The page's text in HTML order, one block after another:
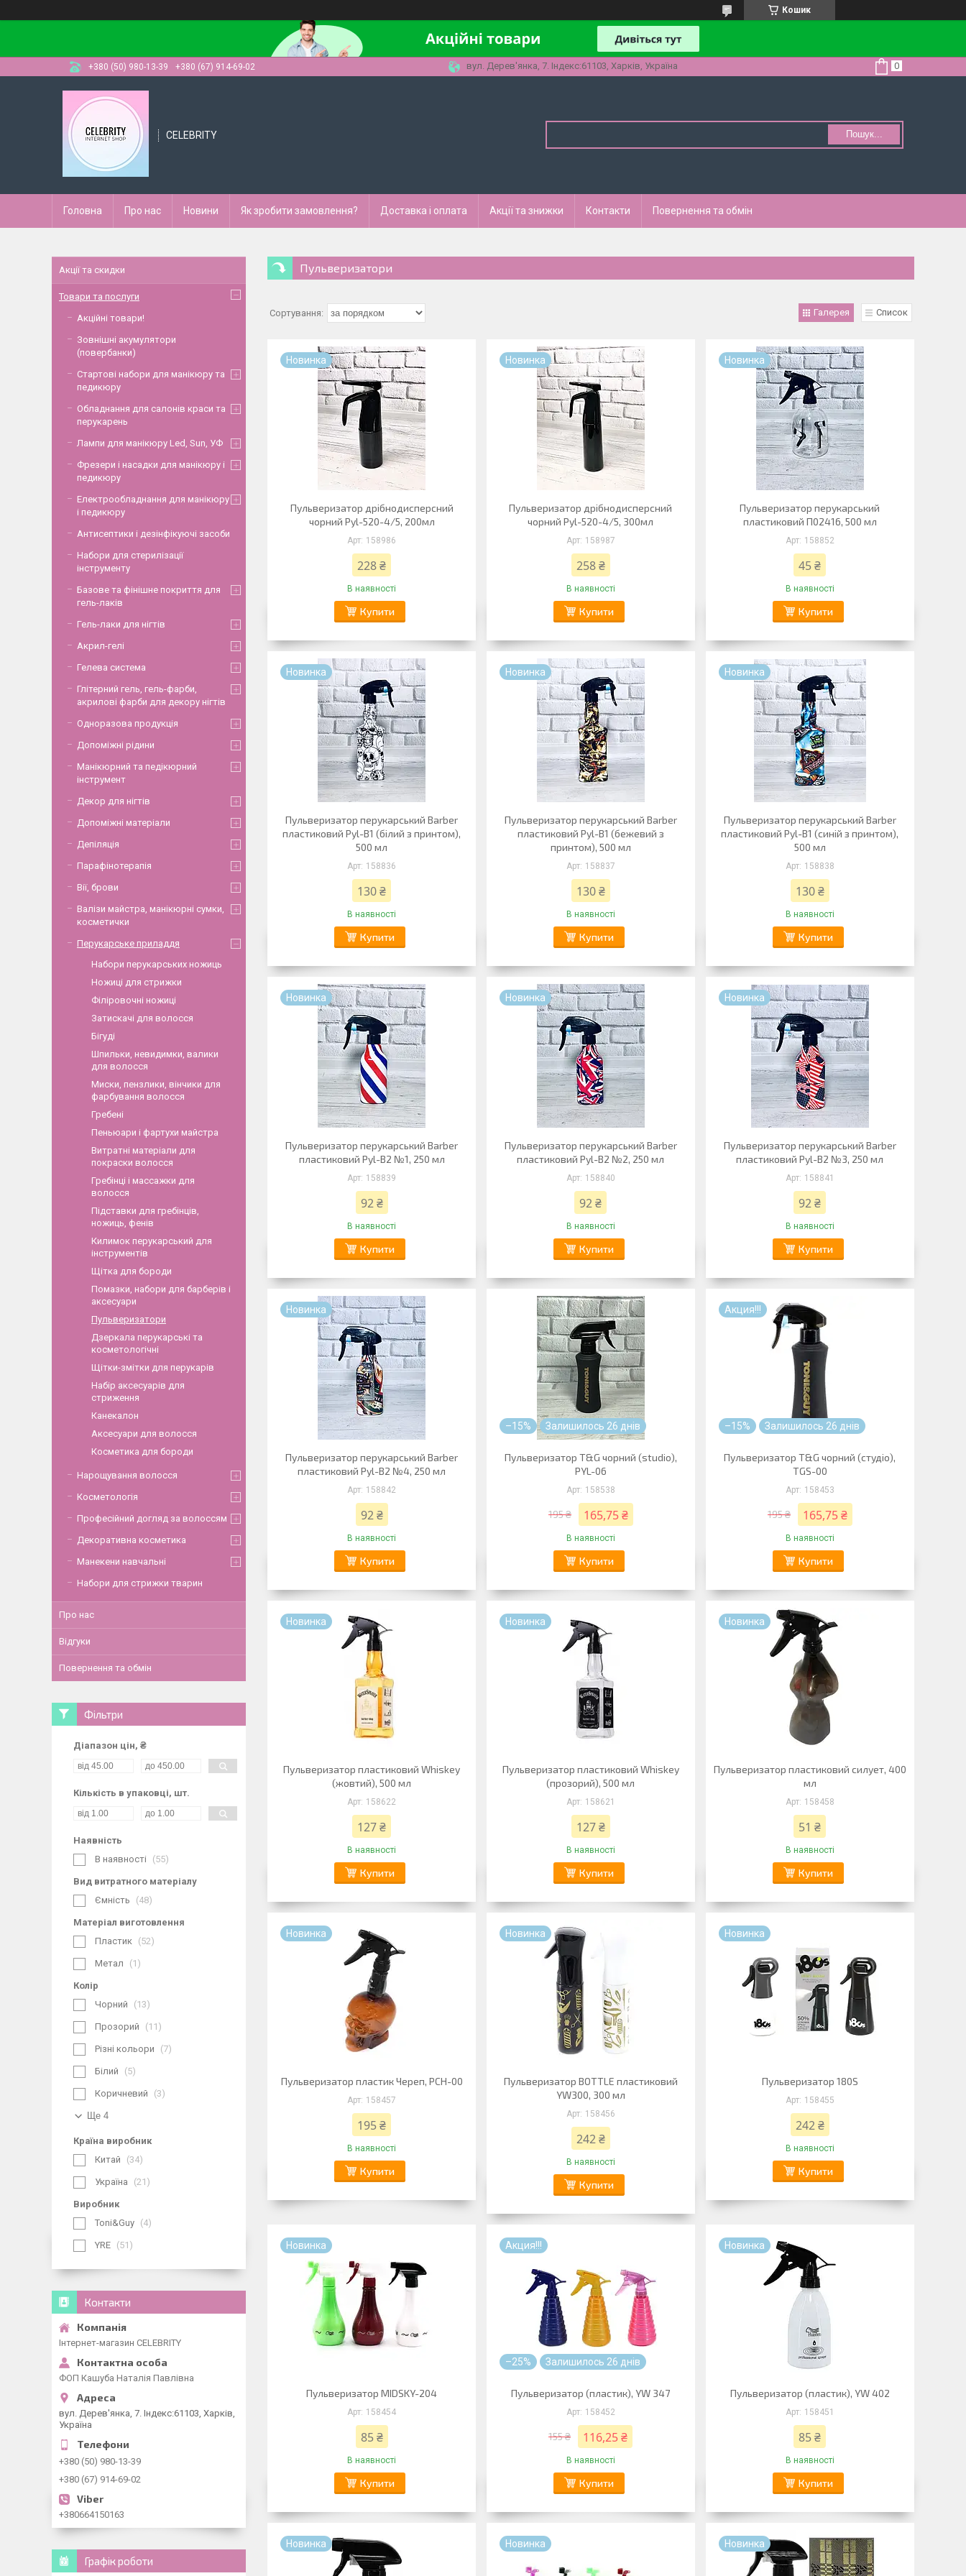
Кошик
+380 (50) 980-13-39 +380 (67) 914-69-02 вул. Дерев'янка, 7. Індекс:61103, Харків, Україна
CELEBRITY Пошук...
Головна Про нас Новини Як зробити замовлення? Доставка і оплата Акції та знижки Контакти Повернення та обмін
Пульверизатори
Галерея Список
Новинка
Пульверизатор дрібнодисперсний
чорний Pyl-520-4/5, 200мл
158986
228 ₴
В наявності
Купити
Новинка
Пульверизатор дрібнодисперсний
чорний Pyl-520-4/5, 300мл
158987
258 ₴
В наявності
Купити
Новинка
Пульверизатор перукарський
пластиковий П02416, 500 мл
158852
45 ₴
В наявності
Купити
Новинка
Пульверизатор перукарський Barber
пластиковий Pyl-B1 (білий з принтом),
500 мл
158836
130 ₴
В наявності
Купити
Новинка
Пульверизатор перукарський Barber
пластиковий Pyl-B1 (бежевий з
принтом), 500 мл
158837
130 ₴
В наявності
Купити
Новинка
Пульверизатор перукарський Barber
пластиковий Pyl-B1 (синій з принтом),
500 мл
158838
130 ₴
В наявності
Купити
Новинка
Пульверизатор перукарський Barber
пластиковий Pyl-B2 №1, 250 мл
158839
92 ₴
В наявності
Купити
Новинка
Пульверизатор перукарський Barber
пластиковий Pyl-B2 №2, 250 мл
158840
92 ₴
В наявності
Купити
Новинка
Пульверизатор перукарський Barber
пластиковий Pyl-B2 №3, 250 мл
158841
92 ₴
В наявності
Купити
Новинка
Пульверизатор перукарський Barber
пластиковий Pyl-B2 №4, 250 мл
158842
92 ₴
В наявності
Купити
–15% Залишилось 26 днів
Пульверизатор T&G чорний (studio),
PYL-06
158538
195 ₴ 165,75 ₴
В наявності
Купити
Акция!!!
–15% Залишилось 26 днів
Пульверизатор T&G чорний (студіо),
TGS-00
158453
195 ₴ 165,75 ₴
В наявності
Купити
Новинка
Пульверизатор пластиковий Whiskey
(жовтий), 500 мл
158622
127 ₴
В наявності
Купити
Новинка
Пульверизатор пластиковий Whiskey
(прозорий), 500 мл
158621
127 ₴
В наявності
Купити
Новинка
Пульверизатор пластиковий силует, 400
мл
158458
51 ₴
В наявності
Купити
Новинка
Пульверизатор пластик Череп, PCH-00
158457
195 ₴
В наявності
Купити
Новинка
Пульверизатор BOTTLE пластиковий
YW300, 300 мл
158456
242 ₴
В наявності
Купити
Новинка
Пульверизатор 180S
158455
242 ₴
В наявності
Купити
Новинка
Пульверизатор MIDSKY-204
158454
85 ₴
В наявності
Купити
Акция!!!
–25% Залишилось 26 днів
Пульверизатор (пластик), YW 347
158452
155 ₴ 116,25 ₴
В наявності
Купити
Новинка
Пульверизатор (пластик), YW 402
158451
85 ₴
В наявності
Купити
Новинка Новинка Новинка
Акції та скидки
Товари та послуги
Акційні товари!
Зовнішні акумулятори
(повербанки)
Стартові набори для манікюру та
педикюру
Обладнання для салонів краси та
перукарень
Лампи для манікюру Led, Sun, УФ
Фрезери і насадки для манікюру і
педикюру
Електрообладнання для манікюру
і педикюру
Антисептики і дезінфікуючі засоби
Набори для стерилізації
інструменту
Базове та фінішне покриття для
гель-лаків
Гель-лаки для нігтів
Акрил-гелі
Гелева система
Глітерний гель, гель-фарби,
акрилові фарби для декору нігтів
Одноразова продукція
Допоміжні рідини
Манікюрний та педікюрний
інструмент
Декор для нігтів
Допоміжні матеріали
Депіляція
Парафінотерапія
Вії, брови
Валізи майстра, манікюрні сумки,
косметички
Перукарське приладдя
Набори перукарських ножиць
Ножиці для стрижки
Філіровочні ножиці
Затискачі для волосся
Бігуді
Шпильки, невидимки, валики
для волосся
Миски, пензлики, вінчики для
фарбування волосся
Гребені
Пеньюари і фартухи майстра
Витратні матеріали для
покраски волосся
Гребінці і массажки для
волосся
Підставки для гребінців,
ножиць, фенів
Килимок перукарський для
інструментів
Щітка для бороди
Помазки, набори для барберів і
аксесуари
Пульверизатори
Дзеркала перукарські та
косметологічні
Щітки-змітки для перукарів
Набір аксесуарів для
стриження
Канекалон
Аксесуари для волосся
Косметика для бороди
Нарощування волосся
Косметологія
Професійний догляд за волоссям
Декоративна косметика
Манекени навчальні
Набори для стрижки тварин
Про нас
Відгуки
Повернення та обмін
Фільтри
Діапазон цін, ₴
Кількість в упаковці, шт.
Наявність
В наявності
55
Вид витратного матеріалу
Ємність
48
Матеріал виготовлення
Пластик
52
Метал 1
Колір
Чорний
13
Прозорий 11
Різні кольори 7
Білий 5
Коричневий 3
Ще 4
Країна виробник
Китай
34
Україна 21
Виробник
Toni&Guy
4
YRE 51
Контакти
Інтернет-магазин CELEBRITY
ФОП Кашуба Наталія Павлівна
вул. Дерев'янка, 7. Індекс:61103, Харків,
Україна
+380 (50) 980-13-39
+380 (67) 914-69-02
+380664150163
Графік роботи